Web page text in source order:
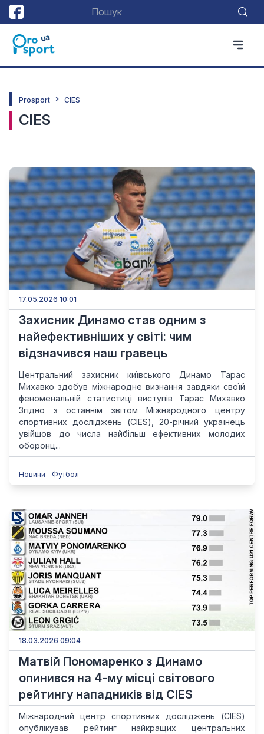
Prosport CIES
CIES
17.05.2026 10:01
Захисник Динамо став одним з
найефективніших у світі: чим
відзначився наш гравець
Центральний захисник київського Динамо Тарас
Михавко здобув міжнародне визнання завдяки своїй
феноменальній статистиці виступів Тарас Михавко
Згідно з останнім звітом Міжнародного центру
спортивних досліджень (CIES), 20-річний українець
увійшов до числа найбільш ефективних молодих
оборонц...
Новини Футбол
18.03.2026 09:04
Матвій Пономаренко з Динамо
опинився на 4-му місці світового
рейтингу нападників від CIES
Міжнародний центр спортивних досліджень (CIES)
опублікував рейтинг найкращих центральних